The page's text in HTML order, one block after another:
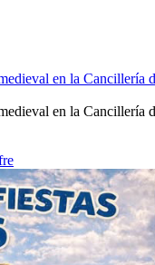
en la Cancillería
en la Cancillería